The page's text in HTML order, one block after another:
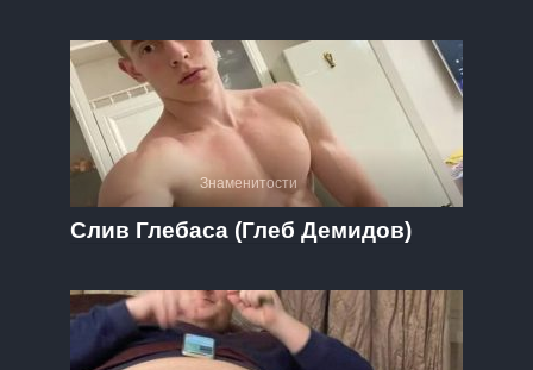
Знаменитости
Слив Глебаса (Глеб Демидов)